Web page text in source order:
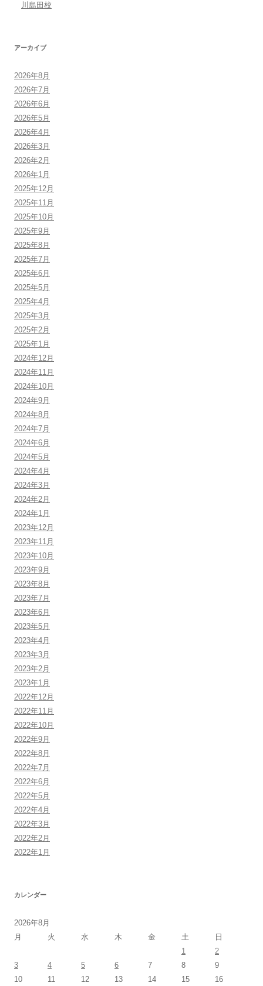
川島田校
アーカイブ
2026年8月
2026年7月
2026年6月
2026年5月
2026年4月
2026年3月
2026年2月
2026年1月
2025年12月
2025年11月
2025年10月
2025年9月
2025年8月
2025年7月
2025年6月
2025年5月
2025年4月
2025年3月
2025年2月
2025年1月
2024年12月
2024年11月
2024年10月
2024年9月
2024年8月
2024年7月
2024年6月
2024年5月
2024年4月
2024年3月
2024年2月
2024年1月
2023年12月
2023年11月
2023年10月
2023年9月
2023年8月
2023年7月
2023年6月
2023年5月
2023年4月
2023年3月
2023年2月
2023年1月
2022年12月
2022年11月
2022年10月
2022年9月
2022年8月
2022年7月
2022年6月
2022年5月
2022年4月
2022年3月
2022年2月
2022年1月
カレンダー
2026年8月
月
火 水 木 金 土
日
1
2
3
4 5 6 7 8
9
10
11 12 13 14 15 16